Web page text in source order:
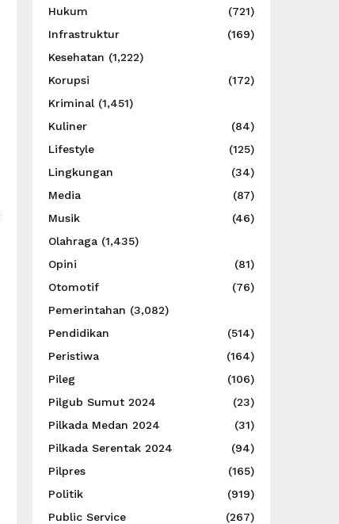
Hukum
(721)
Infrastruktur
(169)
Kesehatan (1,222)
Korupsi
(172)
Kriminal (1,451)
Kuliner
(84)
Lifestyle
(125)
Lingkungan
(34)
Media
(87)
Musik
(46)
Olahraga (1,435)
Opini
(81)
Otomotif
(76)
Pemerintahan (3,082)
Pendidikan
(514)
Peristiwa
(164)
Pileg
(106)
Pilgub Sumut 2024
(23)
Pilkada Medan 2024
(31)
Pilkada Serentak 2024
(94)
Pilpres
(165)
Politik
(919)
Public Service
(267)